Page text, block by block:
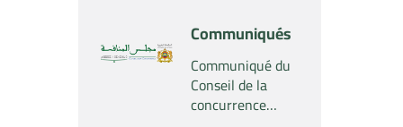
Tenue le mardi
28 juillet 2026
Communiqués
Communiqué du
Conseil de la
concurrence